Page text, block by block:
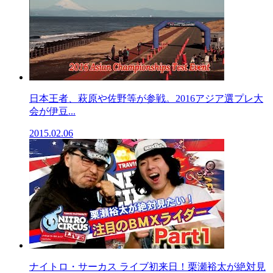
日本王者、萩原や佐野等が参戦。2016アジア選プレ大
会が伊豆...
2015.02.06
ナイトロ・サーカス ライブ初来日！栗瀬裕太が絶対見